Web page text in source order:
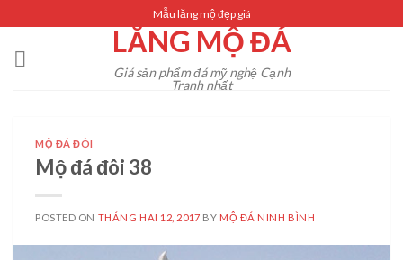
content
Mẫu lăng mộ đẹp giá
LĂNG MỘ ĐÁ
Giá sản phẩm đá mỹ nghệ Cạnh
Tranh nhất
MỘ ĐÁ ĐÔI
Mộ đá đôi 38
POSTED ON THÁNG HAI 12, 2017 BY MỘ ĐÁ NINH BÌNH